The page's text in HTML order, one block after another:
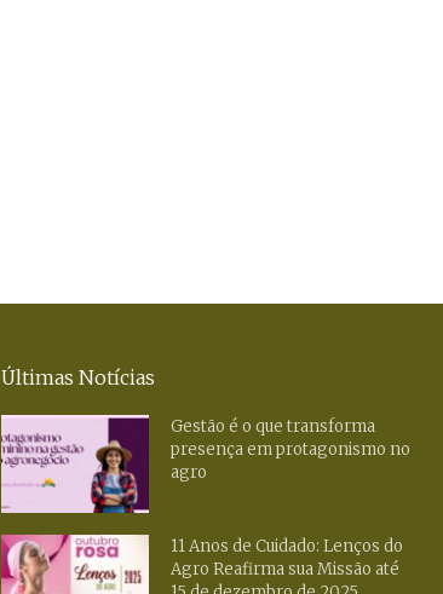
Últimas Notícias
Gestão é o que transforma
presença em protagonismo no
agro
11 Anos de Cuidado: Lenços do
Agro Reafirma sua Missão até